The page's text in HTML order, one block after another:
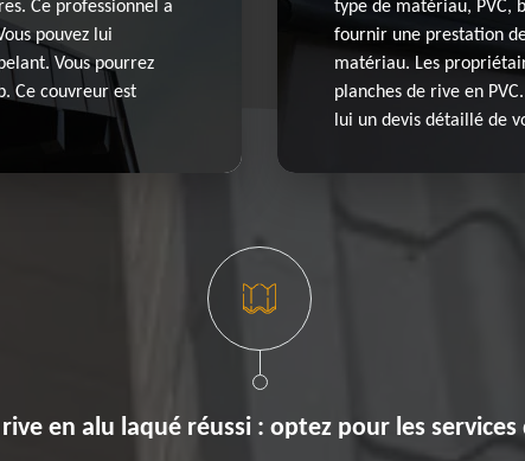
Ce professionnel a
pouvez lui
Vous pourrez
Ce couvreur est
type de matériau, PVC,
fournir une prestation
matériau. Les
planches de rive en
lui un devis détaillé de
en alu laqué réussi : optez pour les